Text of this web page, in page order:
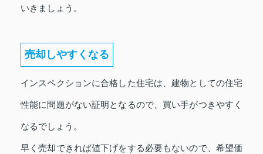
いきましょう。
売却しやすくなる
インスペクションに合格した住宅は、建物としての住宅
性能に問題がない証明となるので、買い手がつきやすく
なるでしょう。
早く売却できれば値下げをする必要もないので、希望価